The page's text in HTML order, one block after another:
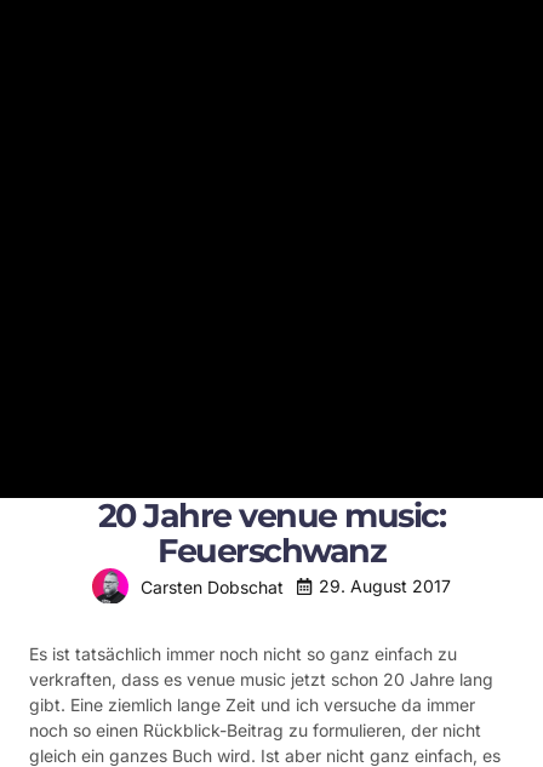
20 Jahre venue music:
Feuerschwanz
Carsten Dobschat 29. August 2017
Es ist tatsächlich immer noch nicht so ganz einfach zu
verkraften, dass es venue music jetzt schon 20 Jahre lang
gibt. Eine ziemlich lange Zeit und ich versuche da immer
noch so einen Rückblick-Beitrag zu formulieren, der nicht
gleich ein ganzes Buch wird. Ist aber nicht ganz einfach, es